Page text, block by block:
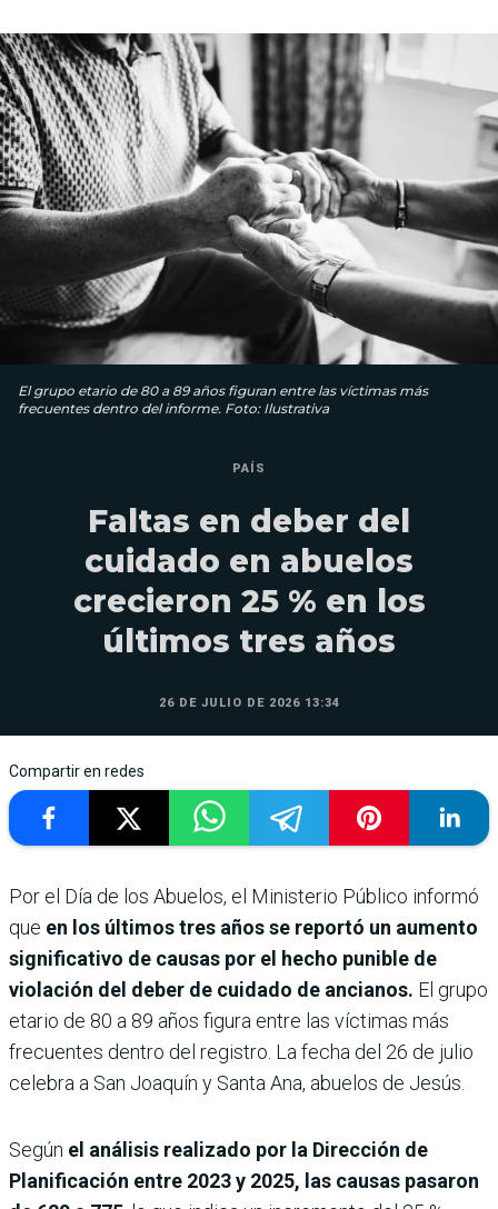
El grupo etario de 80 a 89 años figuran entre las víctimas más
frecuentes dentro del informe. Foto: Ilustrativa
PAÍS
Faltas en deber del
cuidado en abuelos
crecieron 25 % en los
últimos tres años
26 DE JULIO DE 2026 13:34
Compartir en redes
Por el Día de los Abuelos, el Ministerio Público informó
que en los últimos tres años se reportó un aumento
significativo de causas por el hecho punible de
violación del deber de cuidado de ancianos. El grupo
etario de 80 a 89 años figura entre las víctimas más
frecuentes dentro del registro. La fecha del 26 de julio
celebra a San Joaquín y Santa Ana, abuelos de Jesús.
Según el análisis realizado por la Dirección de
Planificación entre 2023 y 2025, las causas pasaron